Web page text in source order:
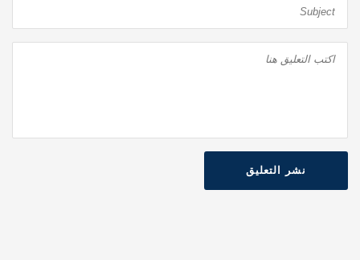
نشر التعليق